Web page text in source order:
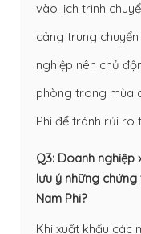
vào lịch trình
cảng trung
nghiệp nên chủ
phòng trong mùa
Phi để tránh rủi ro
Q3: Doanh nghiệp
lưu ý những
Nam Phi?
Khi xuất khẩu các